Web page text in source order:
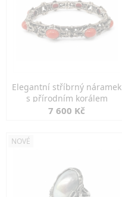
Elegantní stříbrný náramek
s přírodním korálem
7 600 Kč
NOVÉ